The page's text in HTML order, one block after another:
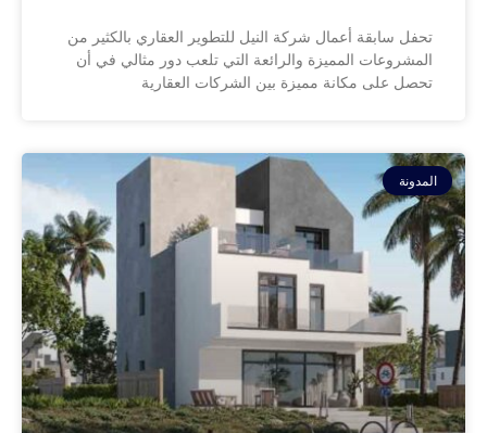
تحفل سابقة أعمال شركة النيل للتطوير العقاري بالكثير من
المشروعات المميزة والرائعة التي تلعب دور مثالي في أن
تحصل على مكانة مميزة بين الشركات العقارية
المدونة